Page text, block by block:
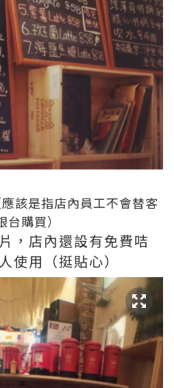
該是指店內員工不會替客
購買）
，店內還設有免費咭
使用（挺貼心）